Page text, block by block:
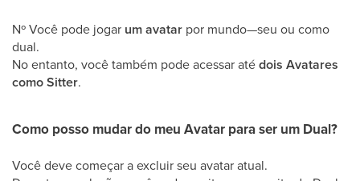
Nº Você pode jogar um avatar por mundo—seu ou como
dual.
No entanto, você também pode acessar atédois Avatares
como Sitter.
Como posso mudar do meu Avatar para ser um Dual?
Você deve começar a excluir seu avatar atual.